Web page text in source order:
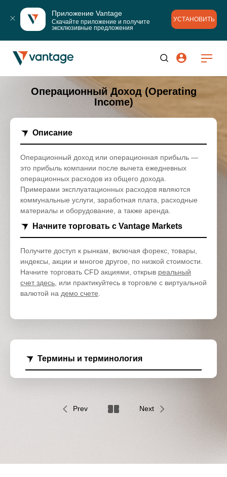
Приложение Vantage
Скачайте приложение и получите
эксклюзивные предложения
УСТАНОВИТЬ
Операционный Доход (Operating
Income)
Описание
Операционный доход или операционная прибыль —
это прибыль компании после вычета ежедневных
операционных расходов из общего дохода.
Примерами эксплуатационных расходов являются
коммунальные услуги, заработная плата, расходные
материалы и оборудование, а также аренда.
Начните торговать с Vantage Markets
Получите доступ к рынкам, включая форекс, товары,
индексы, акции и многое другое, по низкой стоимости.
Начните торговать CFD акциями, открыв реальный
счет здесь , или практикуйтесь в торговле с виртуальной
валютой на демо счете
Термины и терминология
Prev Next